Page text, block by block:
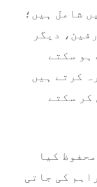
شامل ہیں؛
دیگر
ہو سکتے
کرتے ہیں
کر سکتے
کیا
کی جاتی